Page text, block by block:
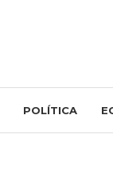
POLÍTICA